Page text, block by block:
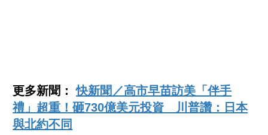
更多新聞：快新聞／高市早苗訪美「伴手
禮」超重！砸730億美元投資 川普讚：日本
與北約不同